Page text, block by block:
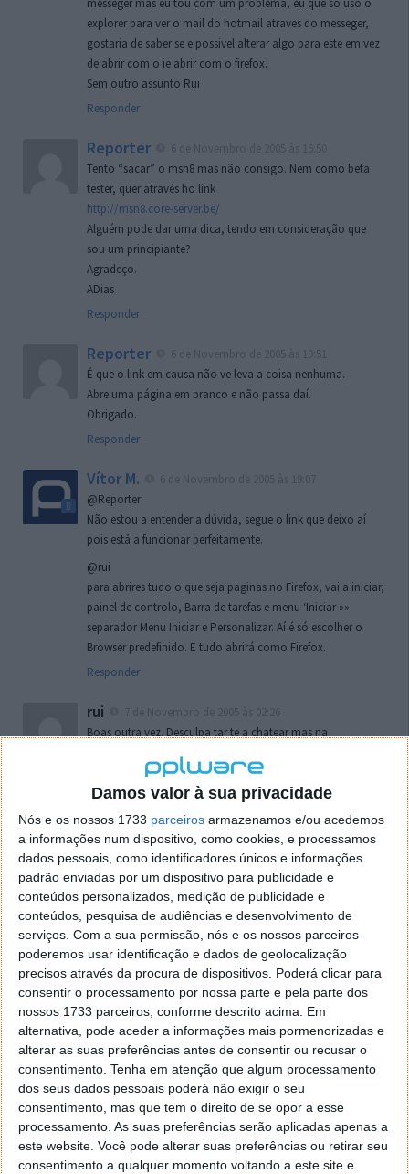
Damos valor à sua privacidade
Nós e os nossos 1733 parceiros armazenamos e/ou acedemos
a informações num dispositivo, como cookies, e processamos
dados pessoais, como identificadores únicos e informações
padrão enviadas por um dispositivo para publicidade e
conteúdos personalizados, medição de publicidade e
conteúdos, pesquisa de audiências e desenvolvimento de
serviços. Com a sua permissão, nós e os nossos parceiros
poderemos usar identificação e dados de geolocalização
precisos através da procura de dispositivos. Poderá clicar para
consentir o processamento por nossa parte e pela parte dos
nossos 1733 parceiros, conforme descrito acima. Em
alternativa, pode aceder a informações mais pormenorizadas e
alterar as suas preferências antes de consentir ou recusar o
consentimento. Tenha em atenção que algum processamento
dos seus dados pessoais poderá não exigir o seu
consentimento, mas que tem o direito de se opor a esse
processamento. As suas preferências serão aplicadas apenas a
este website. Você pode alterar suas preferências ou retirar seu
consentimento a qualquer momento voltando a este site e
messeger mas eu tou com um problema, eu que so uso o
explorer para ver o mail do hotmail atraves do messeger,
gostaria de saber se e possivel alterar algo para este em vez
de abrir com o ie abrir com o firefox.
Sem outro assunto Rui
Responder
Reporter
Tento “sacar” o msn8 mas não consigo. Nem como beta
tester, quer através ho link
http://msn8.core-server.be/
Alguém pode dar uma dica, tendo em consideração que
sou um principiante?
Agradeço.
ADias
Responder
Reporter
É que o link em causa não ve leva a coisa nenhuma.
Abre uma página em branco e não passa daí.
Obrigado.
Responder
Vítor M.
@Reporter
Não estou a entender a dúvida, segue o link que deixo aí
pois está a funcionar perfeitamente.
@rui
para abrires tudo o que seja paginas no Firefox, vai a iniciar,
painel de controlo, Barra de tarefas e menu ‘Iniciar »»
separador Menu Iniciar e Personalizar. Aí é só escolher o
Browser predefinido. E tudo abrirá como Firefox.
Responder
rui
Boas outra vez. Desculpa tar te a chatear mas na
o firefox como browser predefenido
de control tudo e nada. Tou a comecar a desesperar, ate ja
tentei apagar o explorer na tentativa de forçar o uso do
firefox mas em vao. Kaso te lembres de outra dica fico
agradecido, caso contrario obrigado a mesma
Responder
Vítor M.
7 de Novembro de 2005 às 01:39
@Reporter
Desculpa mas o link funciona. Seja como for segue por mail
o MSn Messenger 8.
Responder
Vítor M.
7 de Novembro de 2005 às 11:21
@Rui
Tens de encontrar o que te falei. Faz da seguinte maneira,
janela iniciar e no topo dessa janela com o botão direito do
rato faz propriedades. Depois no separador Menu ‘Iniciar’
clica no botão ‘Personalizar’ aí encontrarás no separador
geral a opção para escolheres o Browser com que queres